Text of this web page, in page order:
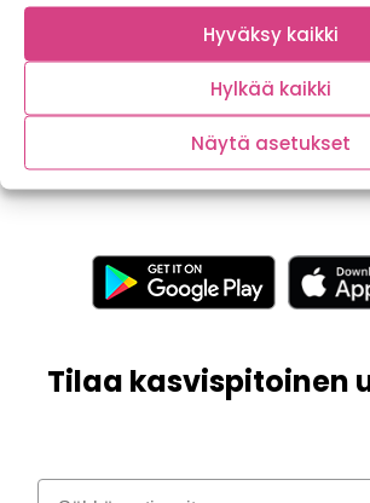
Hyväksy kaikki
Hylkää kaikki
Näytä asetukset
Satokauden saaristolaisleipä
Näin syksyllä satokauden antimet ovat
paistetuilla kantarelleilla ja savutofulla?...
Tilaa kasvispitoinen